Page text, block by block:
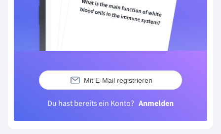
Mit E-Mail registrieren
Du hast bereits ein Konto? Anmelden